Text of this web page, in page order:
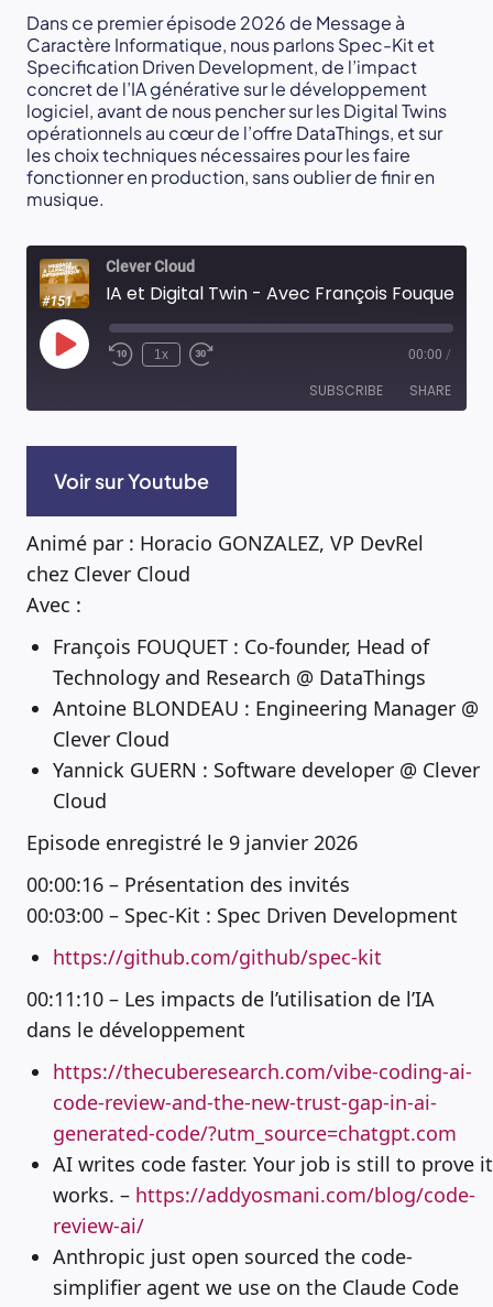
Dans ce premier épisode 2026 de Message à
Caractère Informatique, nous parlons Spec-Kit et
Specification Driven Development, de l’impact
concret de l’IA générative sur le développement
logiciel, avant de nous pencher sur les Digital Twins
opérationnels au cœur de l’offre DataThings, et sur
les choix techniques nécessaires pour les faire
fonctionner en production, sans oublier de finir en
musique.
Clever Cloud
Play
Episode
1x 00:00 /
SUBSCRIBE SHARE
RSS FEED
SHARE
LINK
EMBED
Voir sur Youtube
Animé par : Horacio GONZALEZ, VP DevRel
chez Clever Cloud
Avec :
François FOUQUET : Co-founder, Head of
Technology and Research @ DataThings
Antoine BLONDEAU : Engineering Manager @
Clever Cloud
Yannick GUERN : Software developer @ Clever
Cloud
Episode enregistré le 9 janvier 2026
00:00:16 – Présentation des invités
00:03:00 – Spec-Kit : Spec Driven Development
https://github.com/github/spec-kit
00:11:10 – Les impacts de l’utilisation de l’IA
dans le développement
https://thecuberesearch.com/vibe-coding-ai-
code-review-and-the-new-trust-gap-in-ai-
generated-code/?utm_source=chatgpt.com
AI writes code faster. Your job is still to prove it
works. – https://addyosmani.com/blog/code-
review-ai/
Anthropic just open sourced the code-
simplifier agent we use on the Claude Code